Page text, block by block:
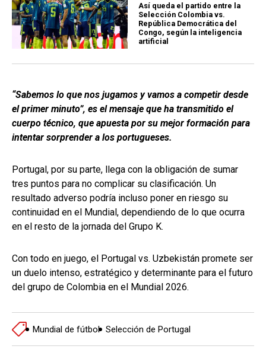
Así queda el partido entre la
Selección Colombia vs.
República Democrática del
Congo, según la inteligencia
artificial
“Sabemos lo que nos jugamos y vamos a competir desde
el primer minuto”, es el mensaje que ha transmitido el
cuerpo técnico, que apuesta por su mejor formación para
intentar sorprender a los portugueses.
Portugal, por su parte, llega con la obligación de sumar
tres puntos para no complicar su clasificación. Un
resultado adverso podría incluso poner en riesgo su
continuidad en el Mundial, dependiendo de lo que ocurra
en el resto de la jornada del Grupo K.
Con todo en juego, el Portugal vs. Uzbekistán promete ser
un duelo intenso, estratégico y determinante para el futuro
del grupo de Colombia en el Mundial 2026.
Mundial de fútbol Selección de Portugal